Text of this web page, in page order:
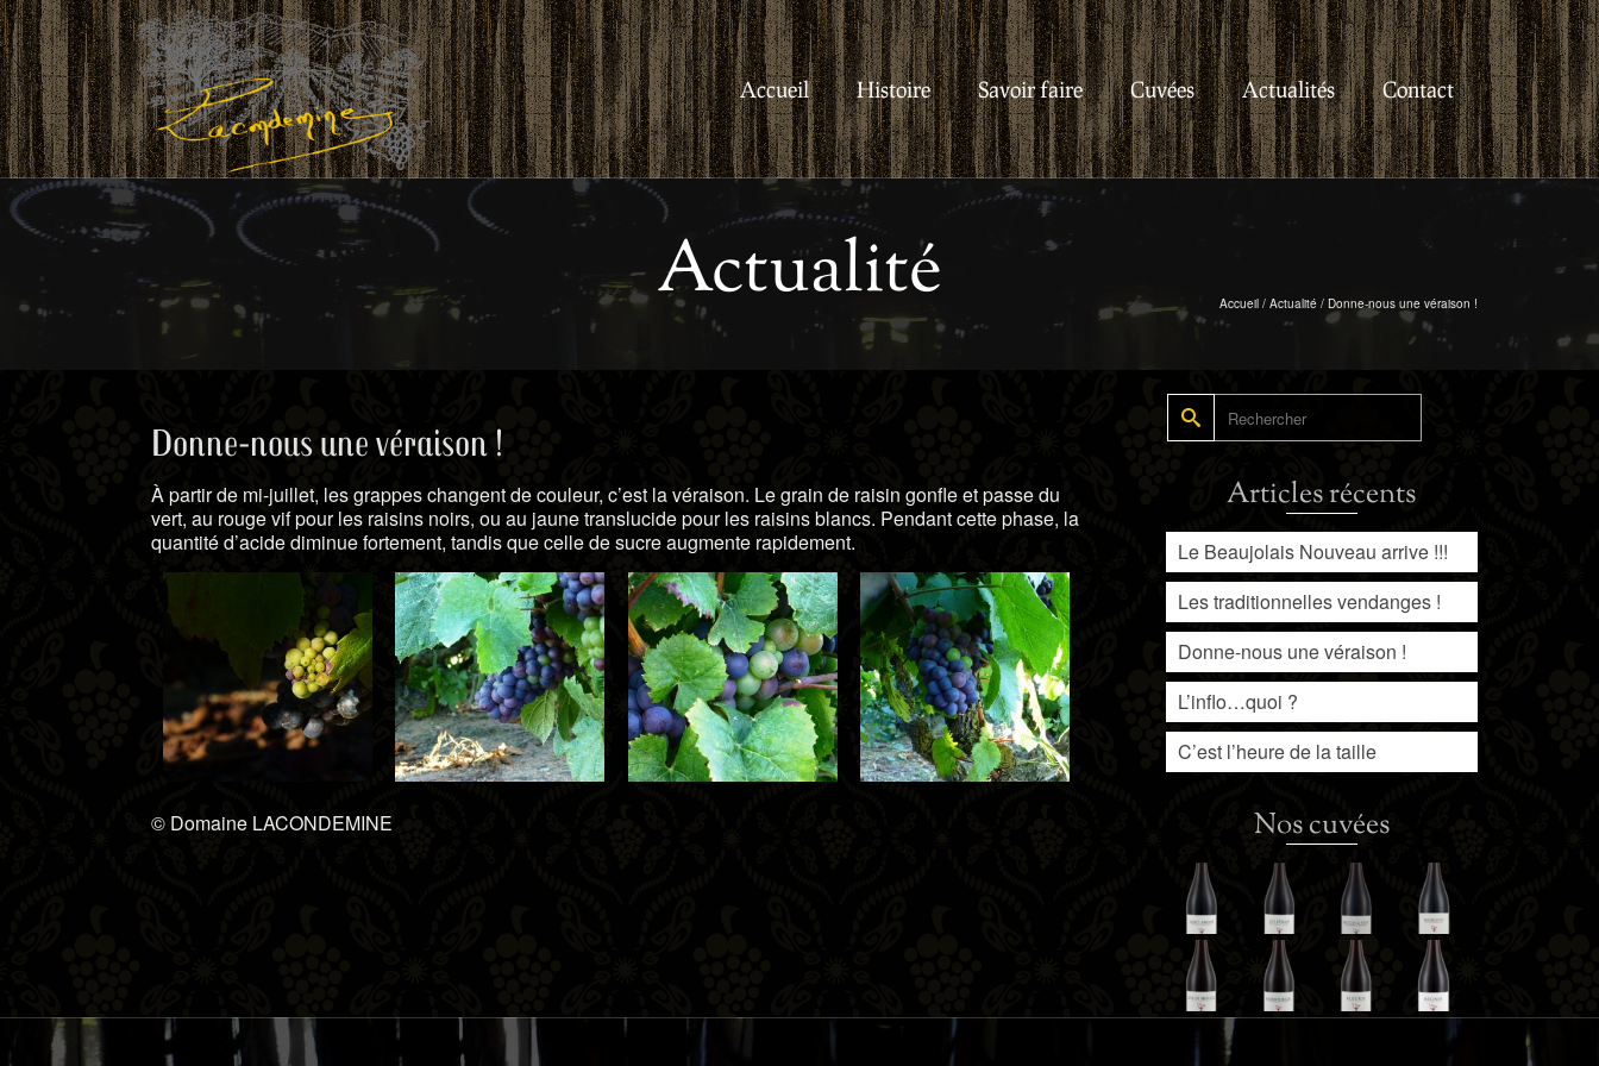
Accueil Histoire Savoir faire Cuvées Actualités Contact
Actualité Accueil / Actualité / Donne-nous une véraison !
Donne-nous une véraison !
À partir de mi-juillet, les grappes changent de couleur, c’est la véraison. Le grain de raisin gonfle et passe du
vert, au rouge vif pour les raisins noirs, ou au jaune translucide pour les raisins blancs. Pendant cette phase, la
quantité d’acide diminue fortement, tandis que celle de sucre augmente rapidement.
© Domaine LACONDEMINE
Rechercher :
Articles récents
Le Beaujolais Nouveau arrive !!!
Les traditionnelles vendanges !
Donne-nous une véraison !
L’inflo…quoi ?
C’est l’heure de la taille
Nos cuvées